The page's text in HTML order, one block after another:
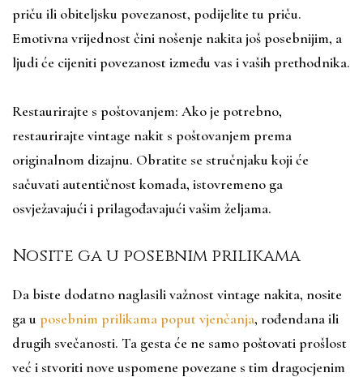
priču ili obiteljsku povezanost, podijelite tu priču.
Emotivna vrijednost čini nošenje nakita još posebnijim, a
ljudi će cijeniti povezanost između vas i vaših prethodnika.
Restaurirajte s poštovanjem: Ako je potrebno,
restaurirajte vintage nakit s poštovanjem prema
originalnom dizajnu. Obratite se stručnjaku koji će
sačuvati autentičnost komada, istovremeno ga
osvježavajući i prilagođavajući vašim željama.
Nosite ga u posebnim prilikama
Da biste dodatno naglasili važnost vintage nakita, nosite
ga u posebnim prilikama poput vjenčanja, rođendana ili
drugih svečanosti. Ta gesta će ne samo poštovati prošlost
već i stvoriti nove uspomene povezane s tim dragocjenim